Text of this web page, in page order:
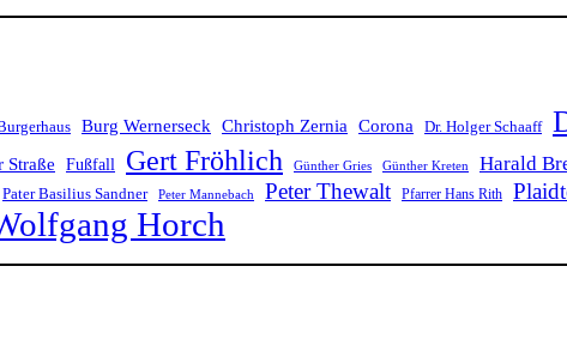
Burg Wernerseck Christoph Zernia Corona Dr. Holger Schaaff
Straße Fußfall Gert Fröhlich Günther Gries Günther Kreten Harald
Pater Basilius Sandner Peter Mannebach Peter Thewalt Pfarrer Hans Rith
Horch